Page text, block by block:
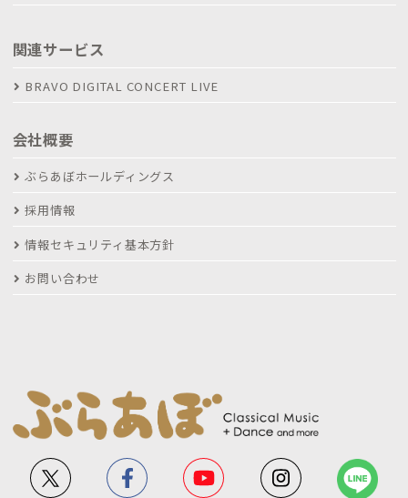
関連サービス
BRAVO DIGITAL CONCERT LIVE
会社概要
ぶらあぼホールディングス
採用情報
情報セキュリティ基本方針
お問い合わせ